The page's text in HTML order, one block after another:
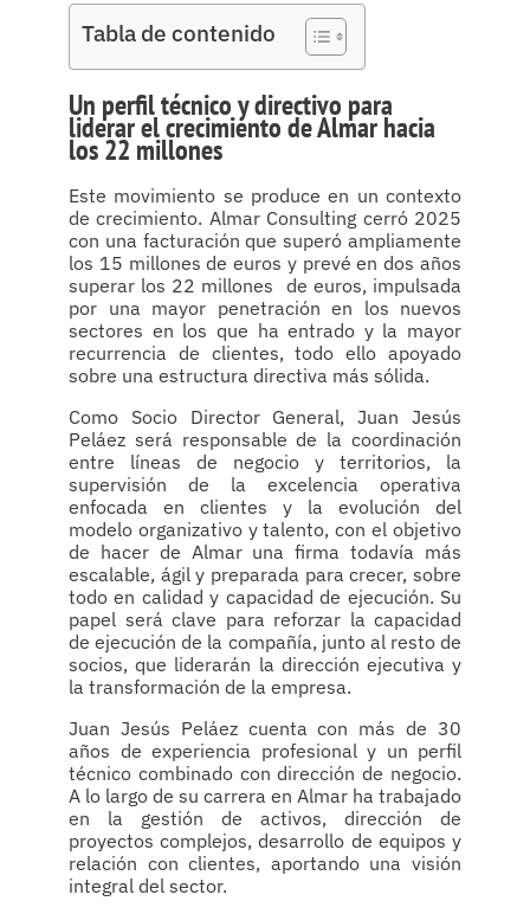
Tabla de contenido
Un perfil técnico y directivo para
liderar el crecimiento de Almar hacia
los 22 millones
Este movimiento se produce en un contexto
de crecimiento. Almar Consulting cerró 2025
con una facturación que superó ampliamente
los 15 millones de euros y prevé en dos años
superar los 22 millones de euros, impulsada
por una mayor penetración en los nuevos
sectores en los que ha entrado y la mayor
recurrencia de clientes, todo ello apoyado
sobre una estructura directiva más sólida.
Como Socio Director General, Juan Jesús
Peláez será responsable de la coordinación
entre líneas de negocio y territorios, la
supervisión de la excelencia operativa
enfocada en clientes y la evolución del
modelo organizativo y talento, con el objetivo
de hacer de Almar una firma todavía más
escalable, ágil y preparada para crecer, sobre
todo en calidad y capacidad de ejecución. Su
papel será clave para reforzar la capacidad
de ejecución de la compañía, junto al resto de
socios, que liderarán la dirección ejecutiva y
la transformación de la empresa.
Juan Jesús Peláez cuenta con más de 30
años de experiencia profesional y un perfil
técnico combinado con dirección de negocio.
A lo largo de su carrera en Almar ha trabajado
en la gestión de activos, dirección de
proyectos complejos, desarrollo de equipos y
relación con clientes, aportando una visión
integral del sector.